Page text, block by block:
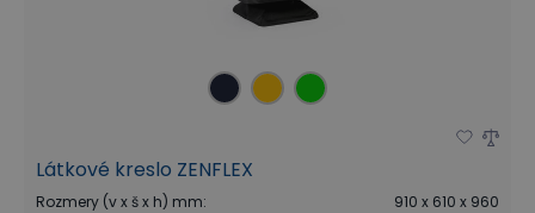
Látkové kreslo ZENFLEX
Rozmery (v x š x h) mm:
910 x 610 x 960